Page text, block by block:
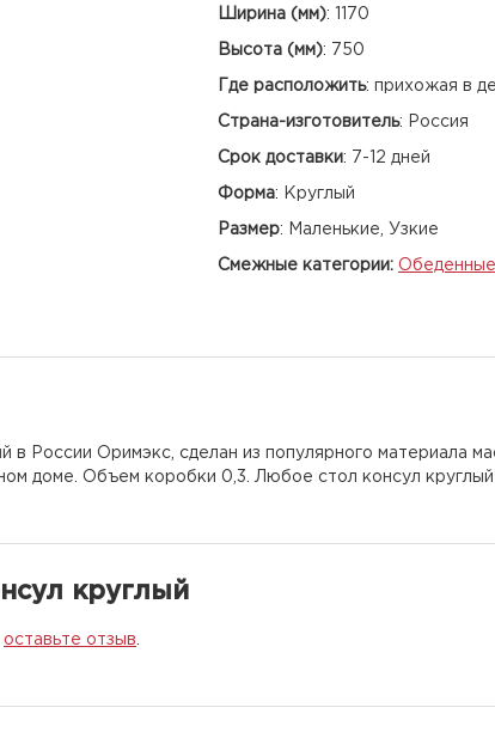
Ширина (мм): 1170
Высота (мм): 750
Где расположить: прихожая в
Страна-изготовитель: Россия
Срок доставки: 7-12 дней
Форма: Круглый
Размер: Маленькие, Узкие
Смежные категории:
в России Оримэкс, сделан из популярного материала
доме. Объем коробки 0,3. Любое стол консул круглый
круглый
оставьте отзыв